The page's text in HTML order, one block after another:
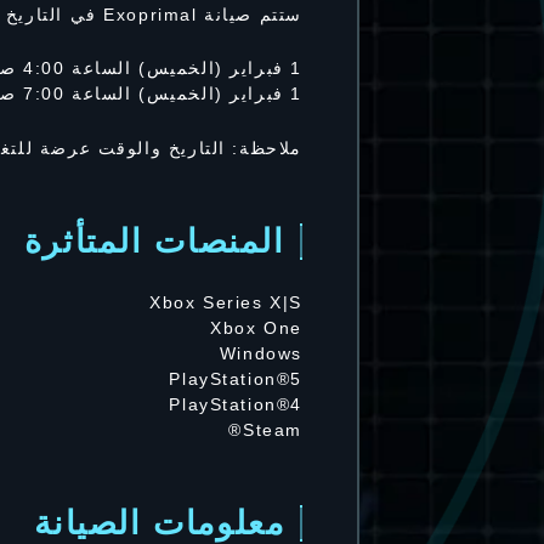
ستتم صيانة Exoprimal في التاريخ والوقت التاليين. لن تتمكن من لعب Exoprimal خلال هذه الفترة.
1 فبراير (الخميس) الساعة 4:00 صباحًا بالتوقيت العالمي - 1 فبراير (الخميس) الساعة 8:00 صباحًا بالتوقيت العالمي
1 فبراير (الخميس) الساعة 7:00 صباحًا بتوقيت الرياض - ‏1 فبراير (الخميس) الساعة 11:00 صباحًا بتوقيت الرياض
ملاحظة: التاريخ والوقت عرضة
المنصات المتأثرة
Xbox Series X|S
Xbox One
Windows
PlayStation®5
PlayStation®4
Steam®
معلومات الصيانة